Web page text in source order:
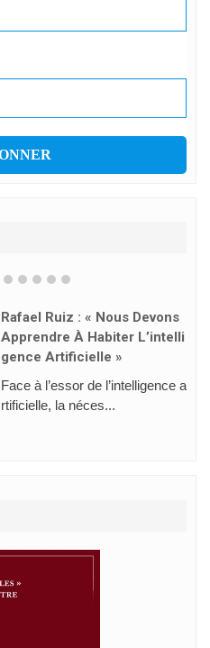
Rafael Ruiz : « Nous Devons
Apprendre À Habiter L’intelli
Gence Artificielle »
Face à l’essor de l’intelligence a
rtificielle, la néces...